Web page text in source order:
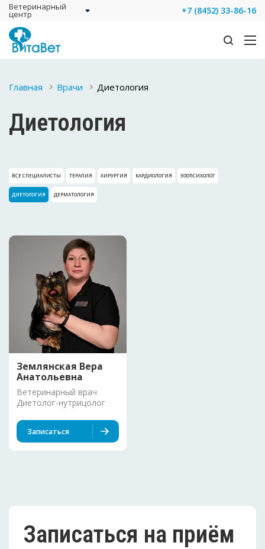
Ветеринарный
центр +7 (8452) 33-86-16
Главная Врачи Диетология
Диетология
ВСЕ СПЕЦИАЛИСТЫ ТЕРАПИЯ ХИРУРГИЯ КАРДИОЛОГИЯ ЗООПСИХОЛОГ
ДИЕТОЛОГИЯ ДЕРМАТОЛОГИЯ
Землянская Вера
Анатольевна
Ветеринарный врач
Диетолог-нутрицолог
Записаться
Записаться на приём